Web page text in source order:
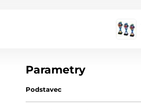
Parametry
Podstavec